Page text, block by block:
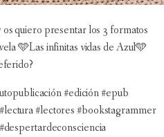
quiero presentar los 3 formatos
🩵Las infinitas vidas de Azul🩵
#edición #epub
#lectores #bookstagrammer